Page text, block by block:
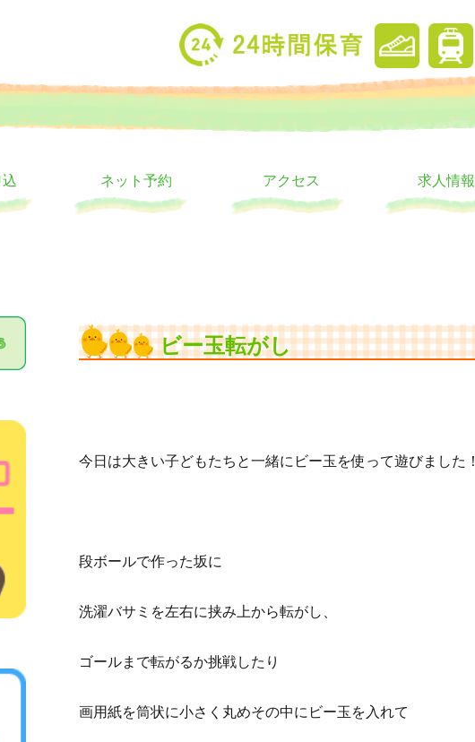
リハウス
保育 一時預かり
ネット予約 アクセス 求人情報
ビー玉転がし
今日は大きい子どもたちと一緒にビー玉を使って遊びました！
段ボールで作った坂に
洗濯バサミを左右に挟み上から転がし、
ゴールまで転がるか挑戦したり
画用紙を筒状に小さく丸めその中にビー玉を入れて